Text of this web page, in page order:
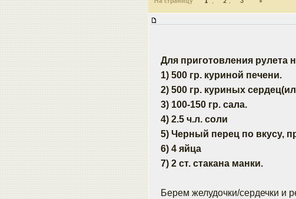
Для приготовления рулета
1) 500 гр. куриной печени.
2) 500 гр. куриных
3) 100-150 гр. сала.
4) 2.5 ч.л. соли
5) Черный перец по вкусу,
6) 4 яйца
7) 2 ст. стакана манки.
Берем желудочки/сердечки и